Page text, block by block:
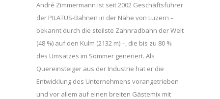
André Zimmermann ist seit 2002 Geschäftsführer
der PILATUS-Bahnen in der Nähe von Luzern –
bekannt durch die steilste Zahnradbahn der Welt
(48 %) auf den Kulm (2132 m) –, die bis zu 80 %
des Umsatzes im Sommer generiert. Als
Quereinsteiger aus der Industrie hat er die
Entwicklung des Unternehmens vorangetrieben
und vor allem auf einen breiten Gästemix mit